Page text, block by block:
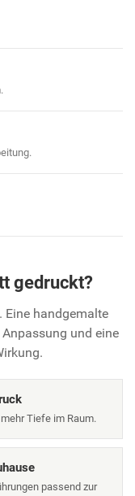
gedruckt?
Eine handgemalte
und eine
Tiefe im Raum.
passend zur